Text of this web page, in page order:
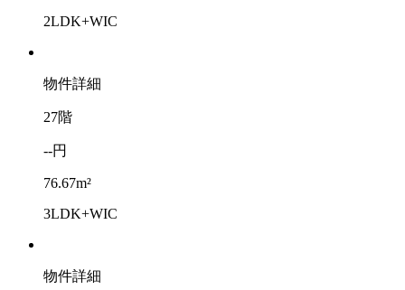
2LDK+WIC
物件詳細
27階
--円
76.67m²
3LDK+WIC
物件詳細